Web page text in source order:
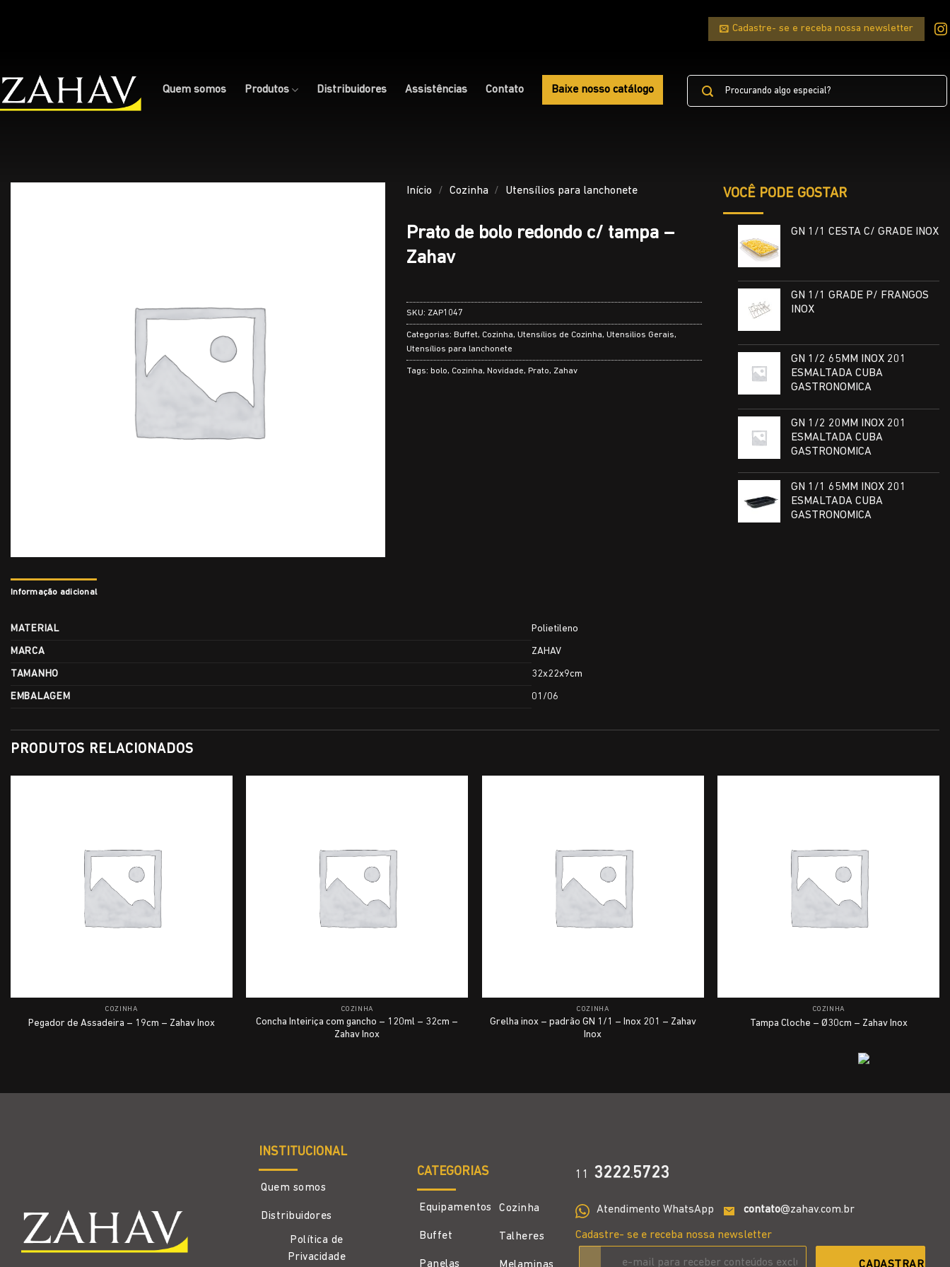
Cadastre- se e receba nossa newsletter
Quem somos Produtos Distribuidores Assistências Contato Baixe nosso catálogo
Pesquisar
Início / Cozinha / Utensílios para lanchonete
Prato de bolo redondo c/ tampa –
Zahav
SKU: ZAP1047
Categorias: Buffet, Cozinha, Utensílios de Cozinha, Utensilios Gerais,
Utensílios para lanchonete
Tags: bolo, Cozinha, Novidade, Prato, Zahav
VOCÊ PODE GOSTAR
GN 1/1 CESTA C/ GRADE INOX
GN 1/1 GRADE P/ FRANGOS
INOX
GN 1/2 65MM INOX 201
ESMALTADA CUBA
GASTRONOMICA
GN 1/2 20MM INOX 201
ESMALTADA CUBA
GASTRONOMICA
GN 1/1 65MM INOX 201
ESMALTADA CUBA
GASTRONOMICA
Informação adicional
MATERIAL Polietileno
MARCA ZAHAV
TAMANHO 32x22x9cm
EMBALAGEM 01/06
PRODUTOS RELACIONADOS
COZINHA
Pegador de Assadeira – 19cm – Zahav Inox
COZINHA
Concha Inteiriça com gancho – 120ml – 32cm –
Zahav Inox
COZINHA
Grelha inox – padrão GN 1/1 – Inox 201 – Zahav
Inox
COZINHA
Tampa Cloche – Ø30cm – Zahav Inox
INSTITUCIONAL
Quem somos
Distribuidores
Política de
Privacidade
CATEGORIAS
Equipamentos
Buffet
Panelas
Cozinha
Talheres
11 3222.5723
Atendimento WhatsApp contato@zahav.com.br
Cadastre- se e receba nossa newsletter